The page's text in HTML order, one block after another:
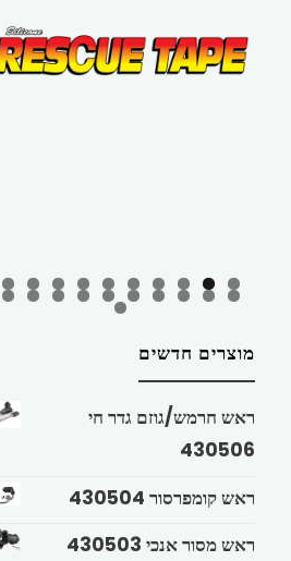
מוצרים חדשים
ראש חרמש/גוזם גדר חי
430506
ראש קומפרסור 430504
ראש מסור אנכי 430503